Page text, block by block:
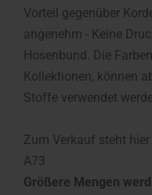
Vorteil gegenüber
angenehm - Keine
Hosenbund. Die
Kollektionen, können
Stoffe verwendet
Zum Verkauf steht
A73
Größere Mengen